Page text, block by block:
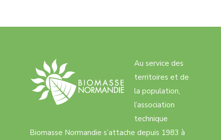
Au service des
territoires et de
la population,
l’association
technique
Biomasse Normandie s’attache depuis 1983 à